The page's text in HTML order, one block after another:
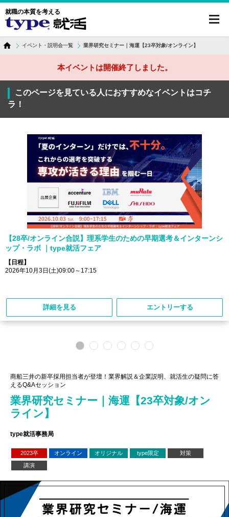
就職の本質を考える
イベント・説明会一覧 業界研究セミナー｜海運【23卒対象/オンライン】
本イベントは開催終了しました。
このページを見ている人におすすめなイベントはコチ
ラ！
【28卒/オンライン合説】理系学生のための早期選考＆インターンシ
ップ・ラボ ｜type就活フェア
【日程】
2026年10月3日(土)09:00～17:15
詳細を見る エントリーする
商船三井の新卒採用担当者が登壇！業界解説＆企業説明、就活生の疑問に答
えるQ&Aセッション
業界研究セミナー｜海運【23卒対象/オン
ライン】
type就活事務局
2023卒 オンライン オリジナル type限定
対策
講演